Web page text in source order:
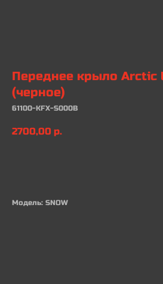
Переднее крыло Arctic
(черное)
61100-KFX-S000B
2700,00 р.
Модель: SNOW